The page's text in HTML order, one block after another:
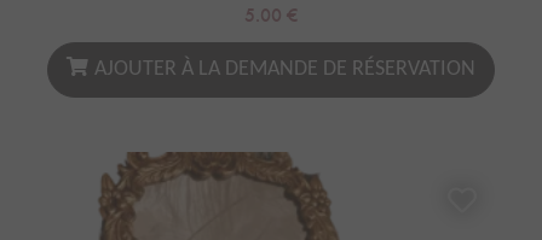
5.00 €
AJOUTER À LA DEMANDE DE RÉSERVATION